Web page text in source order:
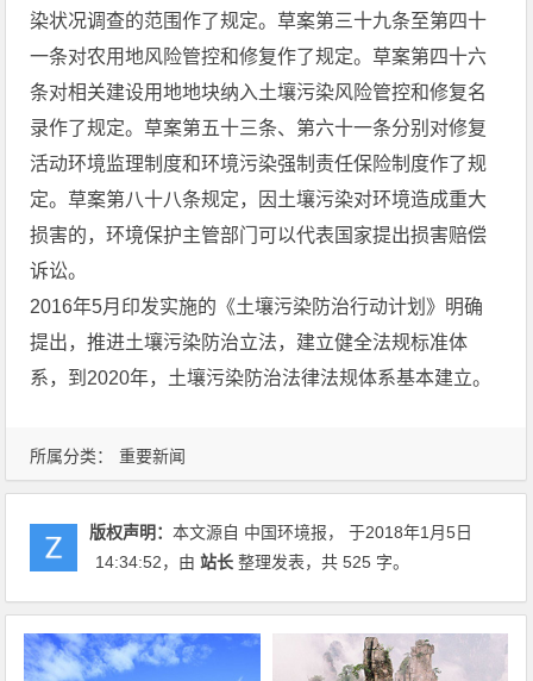
所属分类： 重要新闻
染状况调查的范围作了规定。草案第三十九条至第四十
一条对农用地风险管控和修复作了规定。草案第四十六
条对相关建设用地地块纳入土壤污染风险管控和修复名
录作了规定。草案第五十三条、第六十一条分别对修复
活动环境监理制度和环境污染强制责任保险制度作了规
定。草案第八十八条规定，因土壤污染对环境造成重大
损害的，环境保护主管部门可以代表国家提出损害赔偿
诉讼。
2016年5月印发实施的《土壤污染防治行动计划》明确
提出，推进土壤污染防治立法，建立健全法规标准体
系，到2020年，土壤污染防治法律法规体系基本建立。
版权声明：本文源自 中国环境报， 于2018年1月5日
14:34:52，由站长 整理发表，共 525 字。